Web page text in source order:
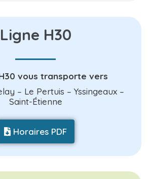
Ligne H30
vous transporte vers
– Le Pertuis – Yssingeaux –
Saint-Étienne
Horaires PDF